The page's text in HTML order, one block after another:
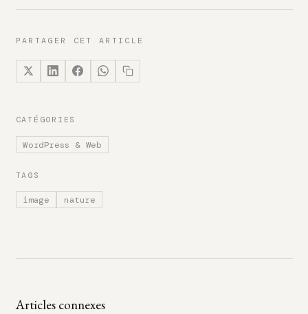
PARTAGER CET ARTICLE
CATÉGORIES
WordPress & Web
TAGS
image nature
Articles connexes